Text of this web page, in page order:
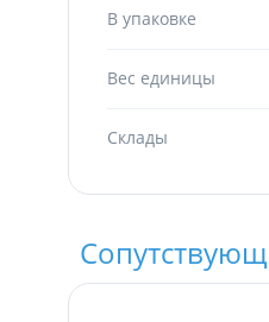
В упаковке
Вес единицы
Склады